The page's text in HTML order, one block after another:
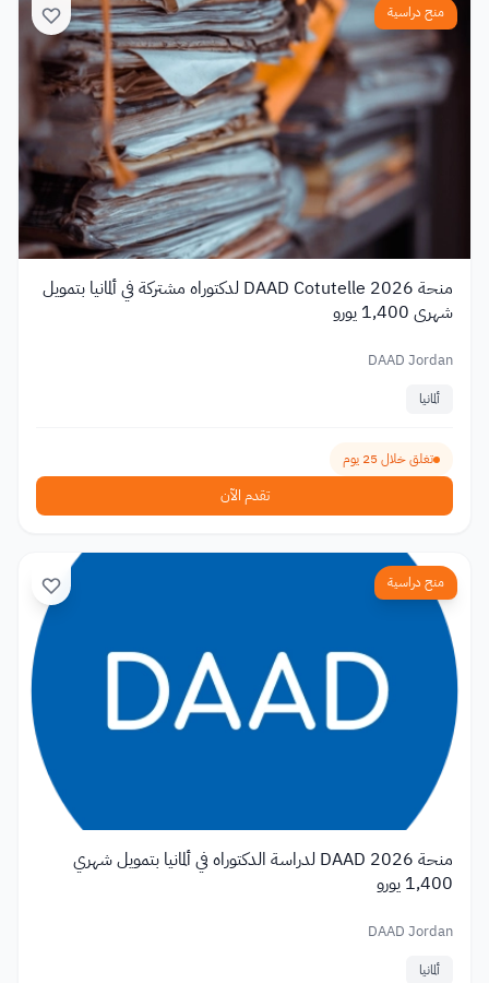
منح دراسية
منحة DAAD Cotutelle 2026 لدكتوراه مشتركة في ألمانيا بتمويل
شهري 1,400 يورو
DAAD Jordan
ألمانيا
تغلق خلال 25 يوم
تقدم الآن
منح دراسية
منحة DAAD 2026 لدراسة الدكتوراه في ألمانيا بتمويل شهري
1,400 يورو
DAAD Jordan
ألمانيا